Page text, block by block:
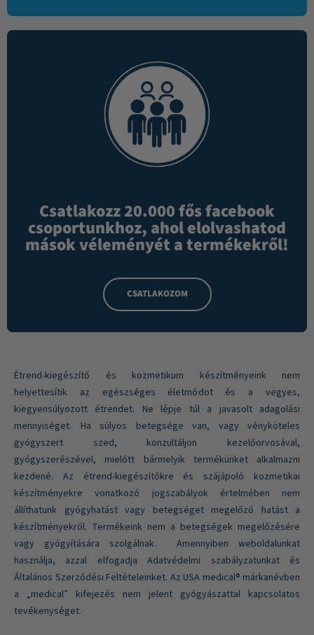
Csatlakozz 20.000 fős facebook
csoportunkhoz, ahol elolvashatod
mások véleményét a termékekről!
CSATLAKOZOM
Étrend-kiegészítő és kozmetikum készítményeink nem
helyettesítik az egészséges életmódot és a vegyes,
kiegyensúlyozott étrendet. Ne lépje túl a javasolt adagolási
mennyiséget. Ha súlyos betegsége van, vagy vényköteles
gyógyszert szed, konzultáljon kezelőorvosával,
gyógyszerészével, mielőtt bármelyik termékünket alkalmazni
kezdené. Az étrend-kiegészítőkre és szájápoló kozmetikai
készítményekre vonatkozó jogszabályok értelmében nem
állíthatunk gyógyhatást vagy betegséget megelőző hatást a
készítményekről. Termékeink nem a betegségek megelőzésére
vagy gyógyítására szolgálnak. Amennyiben weboldalunkat
használja, azzal elfogadja Adatvédelmi szabályzatunkat és
Általános Szerződési Feltételeinket. Az USA medical® márkanévben
a „medical” kifejezés nem jelent gyógyászattal kapcsolatos
tevékenységet.